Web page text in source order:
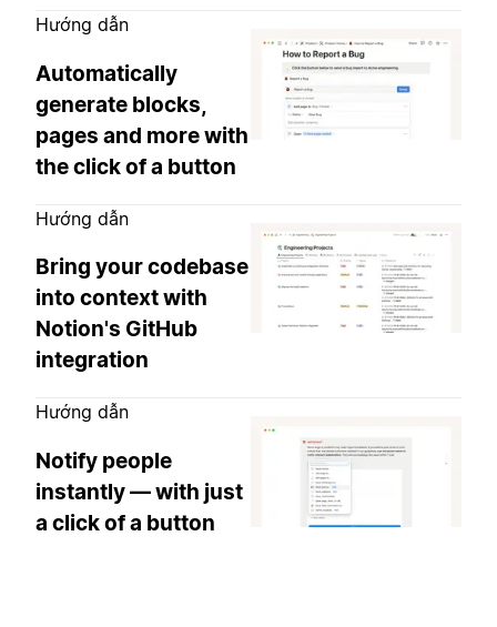
Hướng dẫn
Automatically
generate blocks,
pages and more with
the click of a button
Hướng dẫn
Bring your codebase
into context with
Notion's GitHub
integration
Hướng dẫn
Notify people
instantly — with just
a click of a button